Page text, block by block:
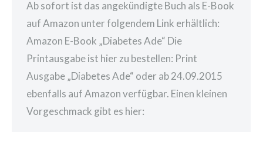
Ab sofort ist das angekündigte Buch als E-Book
auf Amazon unter folgendem Link erhältlich:
Amazon E-Book „Diabetes Ade“ Die
Printausgabe ist hier zu bestellen: Print
Ausgabe „Diabetes Ade“ oder ab 24.09.2015
ebenfalls auf Amazon verfügbar. Einen kleinen
Vorgeschmack gibt es hier: